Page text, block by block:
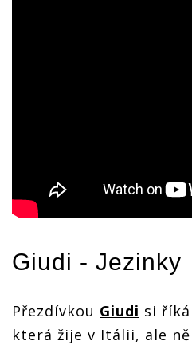
Giudi - Jezinky
Přezdívkou Giudi si
která žije v Itálii, ale